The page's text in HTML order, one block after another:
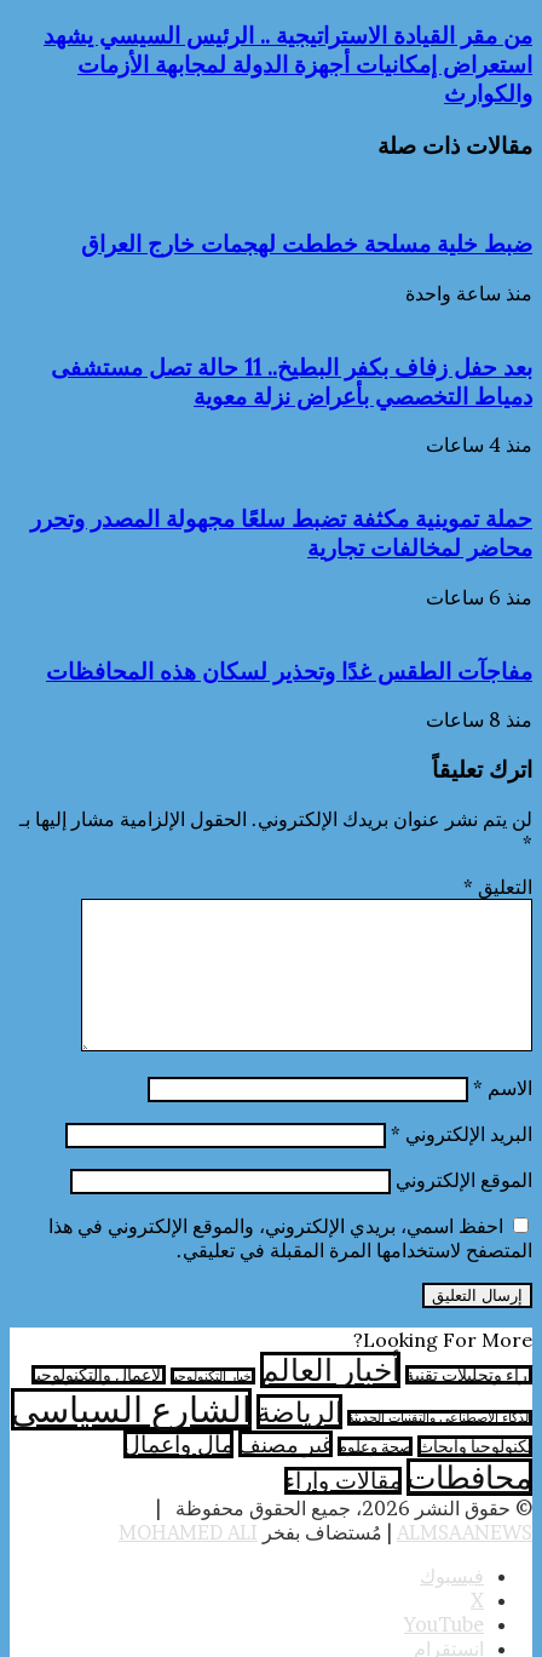
من مقر القيادة الاستراتيجية .. الرئيس السيسي يشهد
استعراض إمكانيات أجهزة الدولة لمجابهة الأزمات
والكوارث
مقالات ذات صلة
ضبط خلية مسلحة خططت لهجمات خارج العراق
منذ ساعة واحدة
بعد حفل زفاف بكفر البطيخ.. 11 حالة تصل مستشفى
دمياط التخصصي بأعراض نزلة معوية
منذ 4 ساعات
حملة تموينية مكثفة تضبط سلعًا مجهولة المصدر وتحرر
محاضر لمخالفات تجارية
منذ 6 ساعات
مفاجآت الطقس غدًا وتحذير لسكان هذه المحافظات
منذ 8 ساعات
اترك تعليقاً
لن يتم نشر عنوان بريدك الإلكتروني. الحقول الإلزامية مشار إليها بـ
*
التعليق *
الاسم *
البريد الإلكتروني *
الموقع الإلكتروني
احفظ اسمي، بريدي الإلكتروني، والموقع الإلكتروني في هذا
المتصفح لاستخدامها المرة المقبلة في تعليقي.
Looking For More?
آراء وتحليلات تقنية أخبار العالم اخبار التكنولوجيا الأعمال والتكنولوجيا
الذكاء الاصطناعي والتقنيات الحديثة الرياضة الشارع السياسي
تكنولوجيا وابحاث صحة وعلوم غير مصنف مال واعمال
محافطات مقالات وارآء
© حقوق النشر 2026، جميع الحقوق محفوظة |
ALMSAANEWS | مُستضاف بفخر MOHAMED ALI
فيسبوك
‫X
‫YouTube
انستقرام